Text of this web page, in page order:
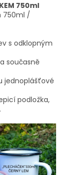
750ml
750ml /
s odklopným
současně
jednoplášťové
podložka,